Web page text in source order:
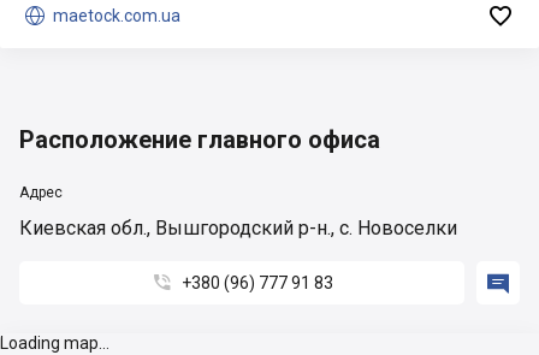
 maetock.com.ua 
Расположение главного офиса
Адрес
Киевская обл., Вышгородский р-н., с. Новоселки
 +380 (96) 777 91 83 
Loading map...